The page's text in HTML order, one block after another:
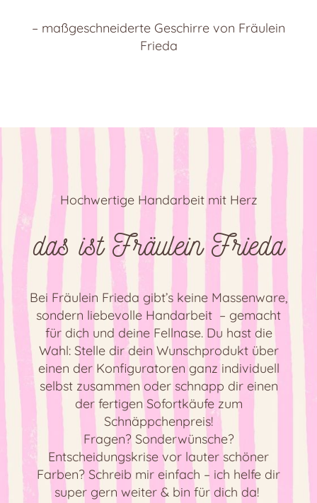
– maßgeschneiderte Geschirre von Fräulein
Frieda
Hochwertige Handarbeit mit Herz
das ist Fräulein Frieda
Bei Fräulein Frieda gibt’s keine Massenware,
sondern liebevolle Handarbeit – gemacht
für dich und deine Fellnase. Du hast die
Wahl: Stelle dir dein Wunschprodukt über
einen der Konfiguratoren ganz individuell
selbst zusammen oder schnapp dir einen
der fertigen Sofortkäufe zum
Schnäppchenpreis!
Fragen? Sonderwünsche?
Entscheidungskrise vor lauter schöner
Farben? Schreib mir einfach – ich helfe dir
super gern weiter & bin für dich da!